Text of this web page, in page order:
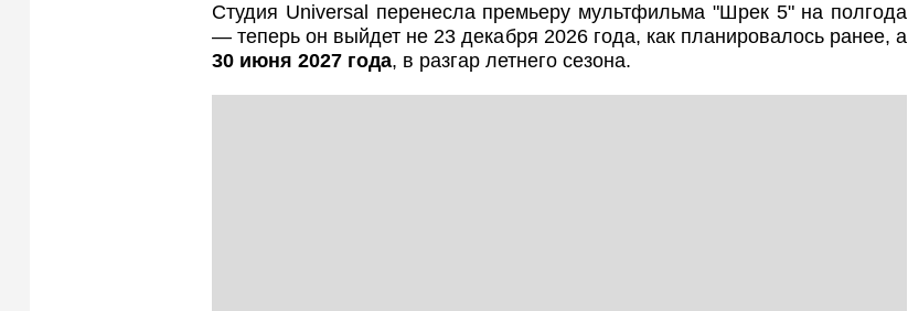
Студия Universal перенесла премьеру мультфильма "Шрек 5" на полгода
— теперь он выйдет не 23 декабря 2026 года, как планировалось ранее, а
30 июня 2027 года, в разгар летнего сезона.